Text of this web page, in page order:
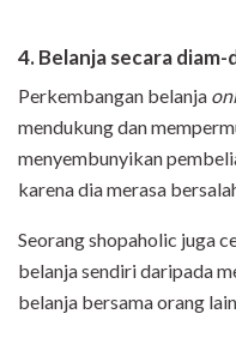
4. Belanja secara diam-
Perkembangan belanja
mendukung dan
menyembunyikan
karena dia merasa
Seorang shopaholic juga
belanja sendiri daripada
belanja bersama orang